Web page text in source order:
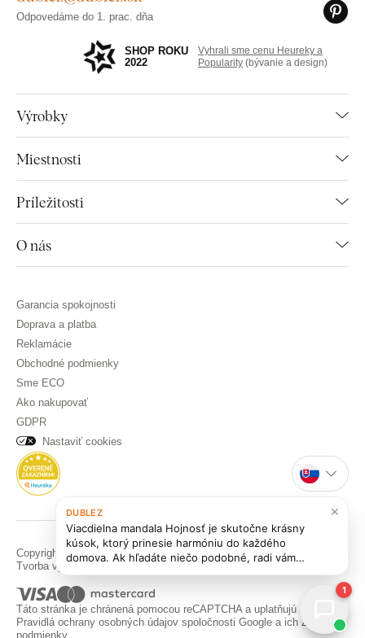
Výrobky
Miestnosti
Príležitosti
O nás
Odpovedáme do 1. prac. dňa
SHOP ROKU
2022
Vyhrali sme cenu Heureky a
Popularity (bývanie a design)
Garancia spokojnosti
Doprava a platba
Reklamácie
Obchodné podmienky
Sme ECO
Ako nakupovať
GDPR
Nastaviť cookies
Copyright © DUBLEZ 2026 | Všetky práva vyhradené
Tvorba výkonných internetových obchodov od
RIESENIA
Táto stránka je chránená pomocou reCAPTCHA a uplatňujú sa
Pravidlá ochrany osobných údajov spoločnosti Google a ich Zmluvné
podmienky.
1
DUBLEZ
Viacdielna mandala Hojnosť je skutočne krásny
kúsok, ktorý prinesie harmóniu do každého
domova. Ak hľadáte niečo podobné, radi vám
ponuke, ako napríklad
alebo **Mandala zdr
×